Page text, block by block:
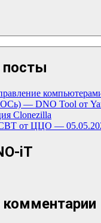
посты
— DNO Tool от
Clonezilla
от ЦЦО —
iT